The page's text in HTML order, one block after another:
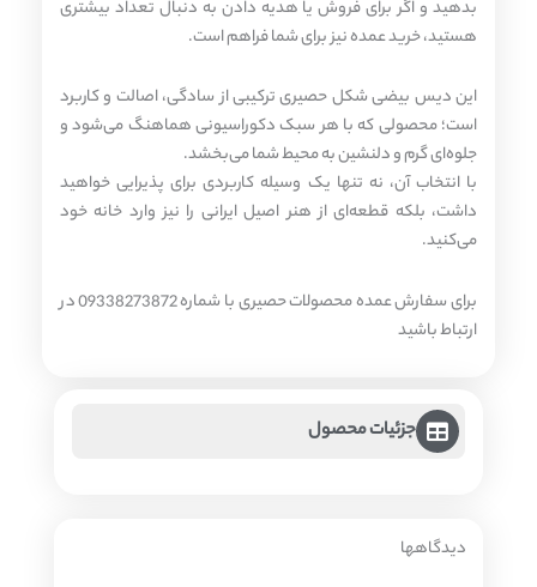
بدهید و اگر برای فروش یا هدیه دادن به دنبال تعداد بیشتری
هستید، خرید عمده نیز برای شما فراهم است.
این دیس بیضی شکل حصیری ترکیبی از سادگی، اصالت و کاربرد
است؛ محصولی که با هر سبک دکوراسیونی هماهنگ می‌شود و
جلوه‌ای گرم و دلنشین به محیط شما می‌بخشد.
با انتخاب آن، نه تنها یک وسیله کاربردی برای پذیرایی خواهید
داشت، بلکه قطعه‌ای از هنر اصیل ایرانی را نیز وارد خانه خود
می‌کنید.
برای سفارش عمده محصولات حصیری با شماره 09338273872 در
ارتباط باشید
جزئیات محصول
دیدگاهها